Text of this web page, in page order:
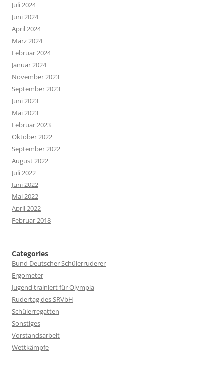
Juli 2024
Juni 2024
April 2024
März 2024
Februar 2024
Januar 2024
November 2023
September 2023
Juni 2023
Mai 2023
Februar 2023
Oktober 2022
September 2022
August 2022
Juli 2022
Juni 2022
Mai 2022
April 2022
Februar 2018
Categories
Bund Deutscher Schülerruderer
Ergometer
Jugend trainiert für Olympia
Rudertag des SRVbH
Schülerregatten
Sonstiges
Vorstandsarbeit
Wettkämpfe